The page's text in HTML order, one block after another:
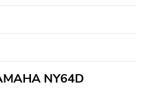
NY64D